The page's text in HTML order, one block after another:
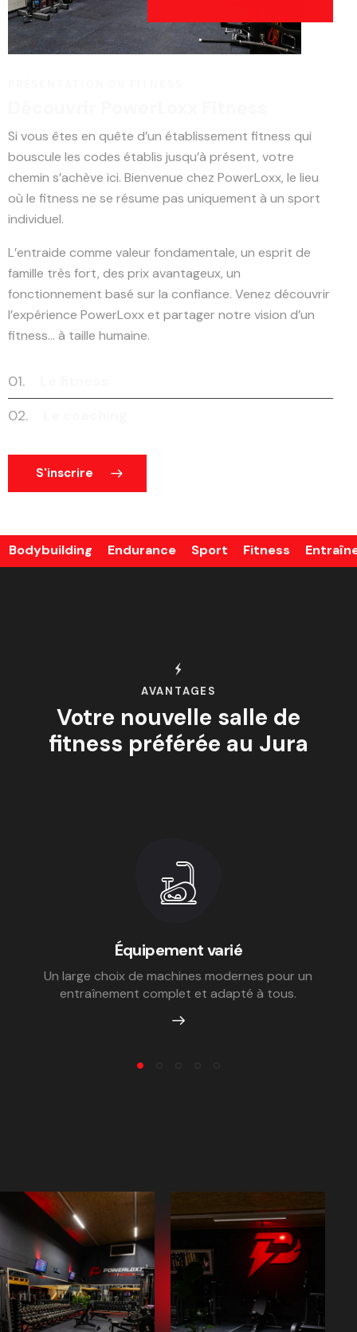
Si vous êtes en quête d’un établissement fitness qui
bouscule les codes établis jusqu’à présent, votre
chemin s’achève ici. Bienvenue chez PowerLoxx, le lieu
où le fitness ne se résume pas uniquement à un sport
individuel.
L’entraide comme valeur fondamentale, un esprit de
famille très fort, des prix avantageux, un
fonctionnement basé sur la confiance. Venez découvrir
l’expérience PowerLoxx et partager notre vision d’un
fitness… à taille humaine.
01.
02.
S'inscrire
Endurance Sport Fitness
AVANTAGES
Votre nouvelle salle de
fitness préférée au Jura
Équipement varié
Un large choix de machines modernes pour un
entraînement complet et adapté à tous.